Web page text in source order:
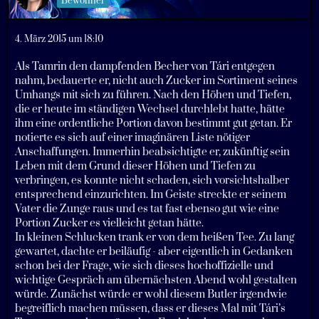
4. März 2015 um 18:10
Als Tamrin den dampfenden Becher von Tári entgegen
nahm, bedauerte er, nicht auch Zucker im Sortiment seines
Umhangs mit sich zu führen. Nach den Höhen und Tiefen,
die er heute im ständigen Wechsel durchlebt hatte, hätte
ihm eine ordentliche Portion davon bestimmt gut getan. Er
notierte es sich auf einer imaginären Liste nötiger
Anschaffungen. Immerhin beabsichtigte er, zukünftig sein
Leben mit dem Grund dieser Höhen und Tiefen zu
verbringen, es konnte nicht schaden, sich vorsichtshalber
entsprechend einzurichten. Im Geiste streckte er seinem
Vater die Zunge raus und es tat fast ebenso gut wie eine
Portion Zucker es vielleicht getan hätte.
In kleinen Schlucken trank er von dem heißen Tee. Zu lang
gewartet, dachte er beiläufig - aber eigentlich in Gedanken
schon bei der Frage, wie sich dieses hochoffizielle und
wichtige Gespräch am übernächsten Abend wohl gestalten
würde. Zunächst würde er wohl diesem Butler irgendwie
begreiflich machen müssen, dass er dieses Mal mit Tári’s